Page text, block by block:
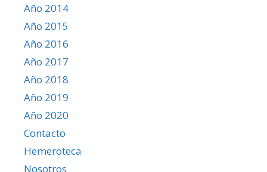
Año 2014
Año 2015
Año 2016
Año 2017
Año 2018
Año 2019
Año 2020
Contacto
Hemeroteca
Nosotros